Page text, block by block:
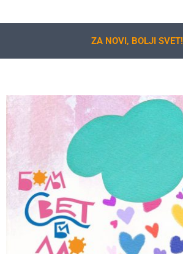
ZA NOVI, BOLJI SVET!